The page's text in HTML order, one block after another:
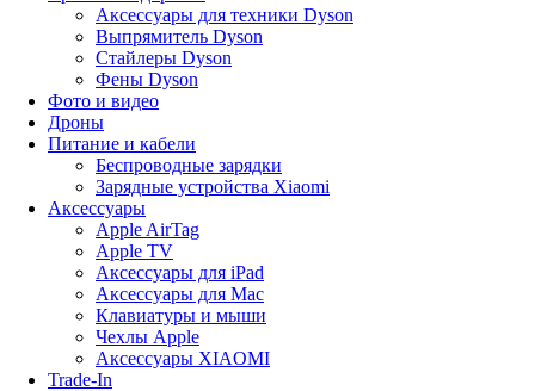
Аксессуары для техники Dyson
Выпрямитель Dyson
Стайлеры Dyson
Фены Dyson
Фото и видео
Дроны
Питание и кабели
Беспроводные зарядки
Зарядные устройства Xiaomi
Аксессуары
Apple AirTag
Apple TV
Аксессуары для iPad
Аксессуары для Mac
Клавиатуры и мыши
Чехлы Apple
Аксессуары XIAOMI
Trade-In